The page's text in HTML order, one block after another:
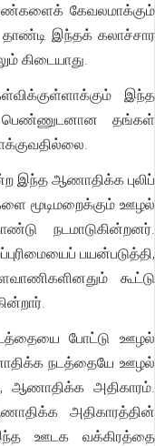
கேவலமாக்கும்
இந்தக் கலாச்சார
கிடையாது.
இந்த
பெண்ணுடனான தங்கள்
இந்த ஆணாதிக்க புலிப்
மூடிமறைக்கும் ஊழல்
நடமாடுகின்றனர்.
பயன்படுத்தி,
கூட்டு
போட்டு ஊழல்
நடத்தையே ஊழல்
ஆணாதிக்க அதிகாரம்.
அதிகாரத்தின்
ஊடக வக்கிரத்தை